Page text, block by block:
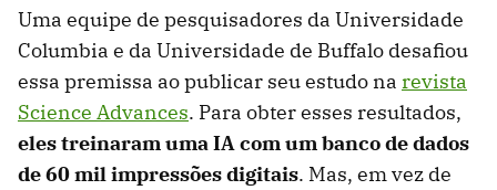
Uma equipe de pesquisadores da Universidade
Columbia e da Universidade de Buffalo desafiou
essa premissa ao publicar seu estudo na revista
Science Advances. Para obter esses resultados,
eles treinaram uma IA com um banco de dados
de 60 mil impressões digitais. Mas, em vez de